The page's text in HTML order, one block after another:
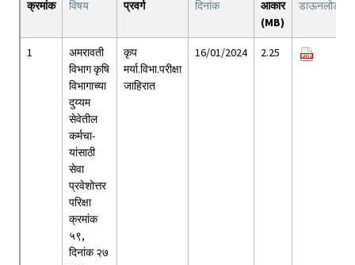
क्रमांक विषय प्रवर्ग दिनांक
आकार
(MB)
डाऊनलोड
1
अमरावती
विभाग कृषि
विभागाच्या
दुय्यम
सेवेतील
कर्मचा-
यांसाठी
सेवा
प्रवेशोत्तर
परिक्षा
क्रमांक
५९,
दिनांक २७
कृप
मर्या.विभा.परीक्षा
जाहिरात
16/01/2024 2.25